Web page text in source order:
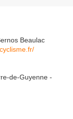
Beaulac
de-Guyenne -